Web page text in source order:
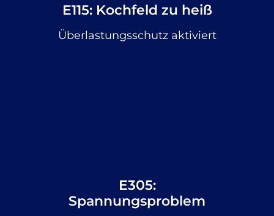
E115: Kochfeld zu heiß
Überlastungsschutz aktiviert
E305:
Spannungsproblem